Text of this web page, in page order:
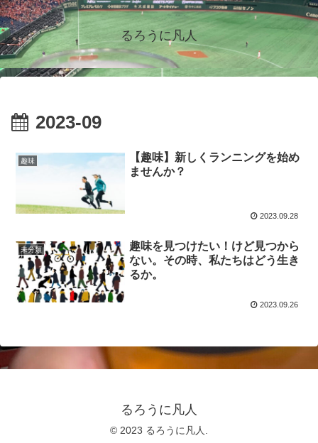
るろうに凡人
2023-09
趣味
【趣味】新しくランニングを始め
ませんか？
2023.09.28
未分類
趣味を見つけたい！けど見つから
ない。その時、私たちはどう生き
るか。
2023.09.26
るろうに凡人
© 2023 るろうに凡人.